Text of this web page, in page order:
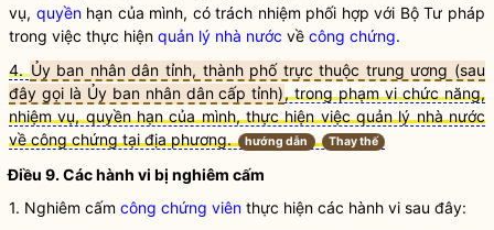
vụ, quyềnhạn của mình, có trách nhiệm phối hợp với Bộ Tư pháp
trong việc thực hiện quản lý nhà nước về công chứng.
4.Ủy ban nhân dân tỉnh, thành phố trực thuộc trung ương (sau
đây gọi là Ủy ban nhân dân cấp tỉnh), trong phạm vi chức năng,
nhiệm vụ, quyền hạn của mình, thực hiện việc quản lý nhà nước
về công chứng tại địa phương.
hướng dẫn Thay thế
Điều 9. Các hành vi bị nghiêm cấm
1. Nghiêm cấm công chứng viên thực hiện các hành vi sau đây: